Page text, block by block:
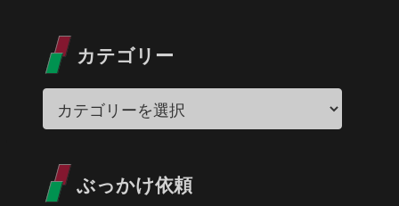
カテゴリー
ぶっかけ依頼